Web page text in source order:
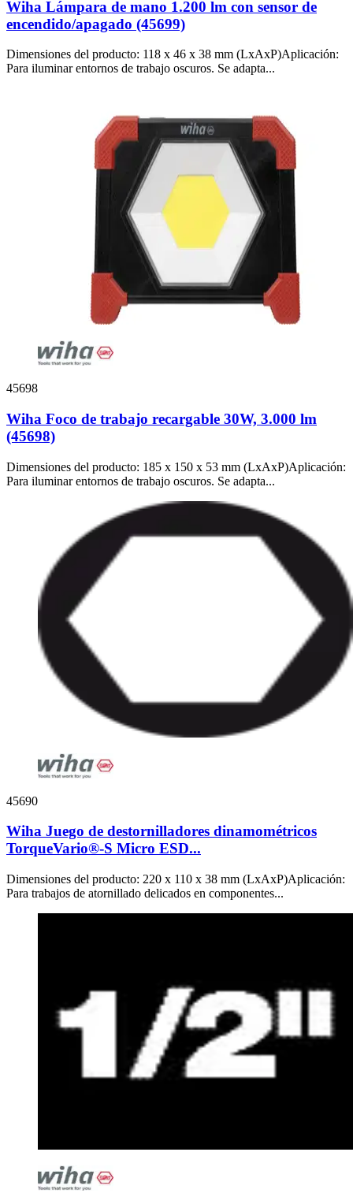
Wiha Lámpara de mano 1.200 lm con sensor de
encendido/apagado (45699)
Dimensiones del producto: 118 x 46 x 38 mm (LxAxP)Aplicación:
Para iluminar entornos de trabajo oscuros. Se adapta...
45698
Wiha Foco de trabajo recargable 30W, 3.000 lm
(45698)
Dimensiones del producto: 185 x 150 x 53 mm (LxAxP)Aplicación:
Para iluminar entornos de trabajo oscuros. Se adapta...
45690
Wiha Juego de destornilladores dinamométricos
TorqueVario®-S Micro ESD...
Dimensiones del producto: 220 x 110 x 38 mm (LxAxP)Aplicación:
Para trabajos de atornillado delicados en componentes...